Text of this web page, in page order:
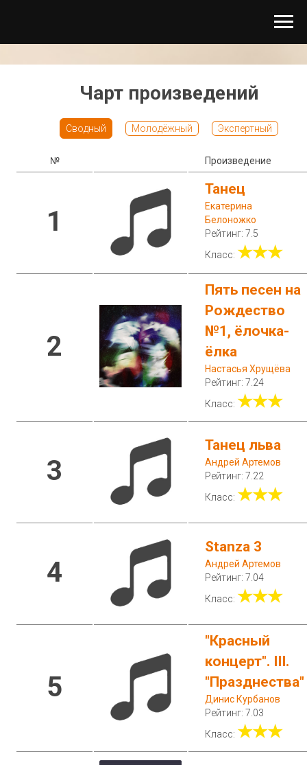
Чарт произведений
Сводный Молодёжный Экспертный
№ Произведение
1
Танец
Екатерина
Белоножко
Рейтинг: 7.5
Класс: ★★★
2
Пять песен на
Рождество
№1, ёлочка-
ёлка
Настасья Хрущёва
Рейтинг: 7.24
Класс: ★★★
3
Танец льва
Андрей Артемов
Рейтинг: 7.22
Класс: ★★★
4
Stanza 3
Андрей Артемов
Рейтинг: 7.04
Класс: ★★★
5
"Красный
концерт". III.
"Празднества"
Динис Курбанов
Рейтинг: 7.03
Класс: ★★★